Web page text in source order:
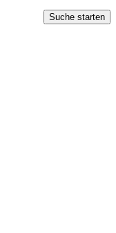
Suche starten